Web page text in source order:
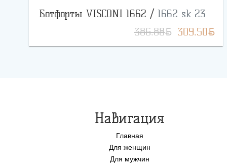
Ботфорты VISCONI 1662 / 1662 sk 23
386.88BYN 309.50BYN
Навигация
Главная
Для женщин
Для мужчин